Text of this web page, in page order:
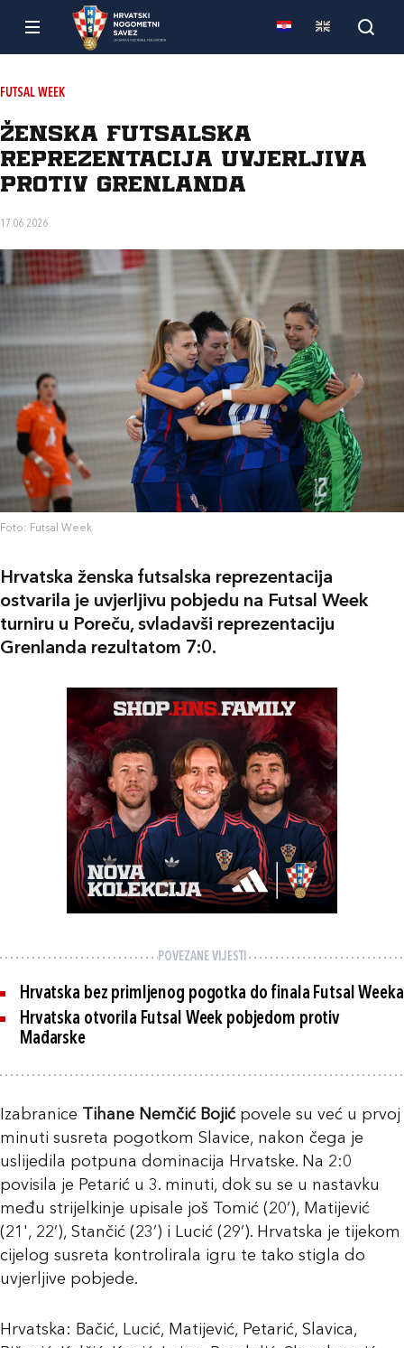
FUTSAL WEEK
Ženska futsalska
reprezentacija uvjerljiva
protiv Grenlanda
17.06.2026.
Foto: Futsal Week
Hrvatska ženska futsalska reprezentacija
ostvarila je uvjerljivu pobjedu na Futsal Week
turniru u Poreču, svladavši reprezentaciju
Grenlanda rezultatom 7:0.
POVEZANE VIJESTI
Hrvatska bez primljenog pogotka do finala Futsal Weeka
Hrvatska otvorila Futsal Week pobjedom protiv
Mađarske
Izabranice Tihane Nemčić Bojićpovele su već u prvoj
minuti susreta pogotkom Slavice, nakon čega je
uslijedila potpuna dominacija Hrvatske. Na 2:0
povisila je Petarić u 3. minuti, dok su se u nastavku
među strijelkinje upisale još Tomić (20’), Matijević
(21', 22’), Stančić (23’) i Lucić (29’). Hrvatska je tijekom
cijelog susreta kontrolirala igru te tako stigla do
uvjerljive pobjede.
Hrvatska: Bačić, Lucić, Matijević, Petarić, Slavica,